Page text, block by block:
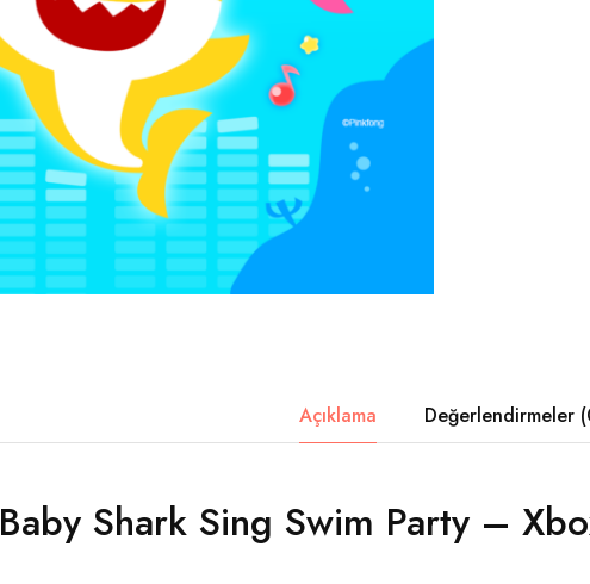
Açıklama Değerlendirmeler
Baby Shark Sing Swim Party –